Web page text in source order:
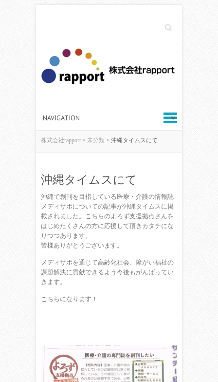
Search
株式会社rapport > 未分類 > 沖縄タイムスにて
沖縄タイムスにて
沖縄で創刊を目指している医療・介護の情報誌
メディサポについての記事が沖縄タイムスに掲
載されました。こちらのよろず支援拠点さんを
はじめたくさんの方に応援して頂きカタチにな
りつつあります。
皆様ありがとうございます。
メディサポを通じて高齢化社会、障がい福祉の
課題解決に貢献できるよう今後もがんばってい
きます。
こちらになります！